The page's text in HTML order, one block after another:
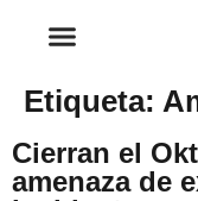
Etiqueta:
Cierran el
amenaza de